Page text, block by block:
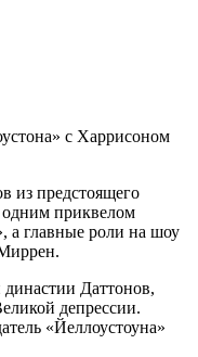
из предстоящего
одним приквелом
а главные роли на шоу
Даттонов,
депрессии.
«Йеллоустоуна»